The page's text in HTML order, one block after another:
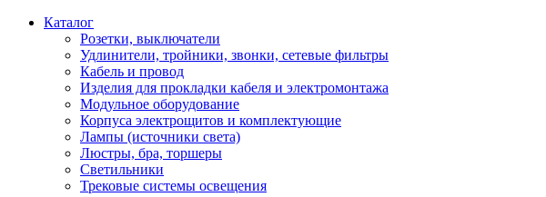
Каталог
Розетки, выключатели
Удлинители, тройники, звонки, сетевые фильтры
Кабель и провод
Изделия для прокладки кабеля и электромонтажа
Модульное оборудование
Корпуса электрощитов и комплектующие
Лампы (источники света)
Люстры, бра, торшеры
Светильники
Трековые системы освещения